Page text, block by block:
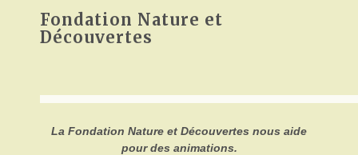
Fondation Nature et
Découvertes
La Fondation Nature et Découvertes nous aide
pour des animations.